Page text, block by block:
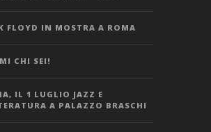
FLOYD IN MOSTRA A ROMA
CHI SEI!
IL 1 LUGLIO JAZZ E
A PALAZZO BRASCHI